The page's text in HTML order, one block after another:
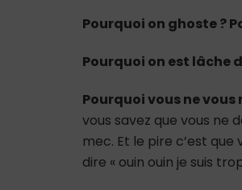
Pourquoi on ghoste ?
Pourquoi on est lâche
Pourquoi vous ne
vous savez que vous ne
mec. Et le pire c’est
dire « ouin ouin je suis